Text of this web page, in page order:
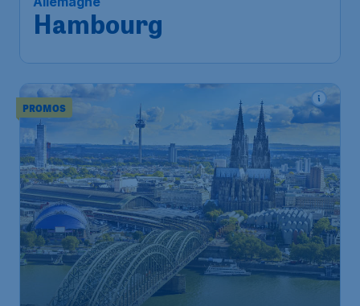
Hambourg
PROMOS